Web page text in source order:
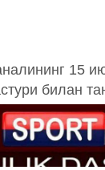
15
билан